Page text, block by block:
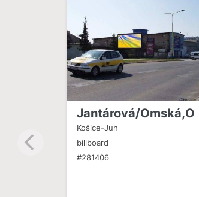
Jantárová/Omská,O
Košice-Juh
billboard
#281406